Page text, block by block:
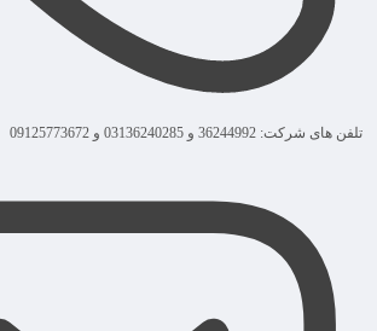
تلفن های شرکت: 36244992 و 03136240285 و 09125773672